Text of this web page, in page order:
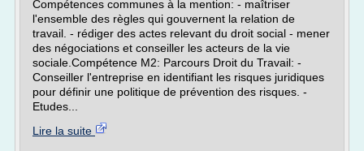
Compétences communes à la mention: - maîtriser
l'ensemble des règles qui gouvernent la relation de
travail. - rédiger des actes relevant du droit social - mener
des négociations et conseiller les acteurs de la vie
sociale.Compétence M2: Parcours Droit du Travail: -
Conseiller l'entreprise en identifiant les risques juridiques
pour définir une politique de prévention des risques. -
Etudes...
Lire la suite